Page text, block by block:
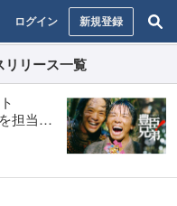
ログイン 新規登録
リリース一覧
担当す
）、松
月5日